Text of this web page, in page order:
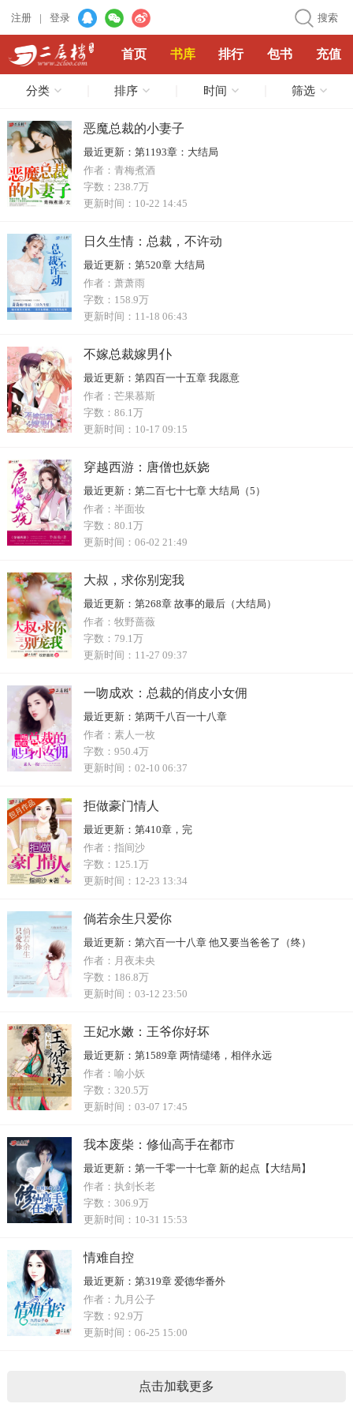
注册 | 登录 搜索
首页 书库 排行 包书 充值
分类 排序 时间 筛选
恶魔总裁的小妻子
最近更新： 第1193章：大结局
作者： 青梅煮酒
字数： 238.7万
更新时间： 10-22 14:45
日久生情：总裁，不许动
最近更新：
第520章 大结局
作者： 萧萧雨
字数： 158.9万
更新时间： 11-18 06:43
不嫁总裁嫁男仆
最近更新： 第四百一十五章 我愿意
作者： 芒果慕斯
字数： 86.1万
更新时间： 10-17 09:15
穿越西游：唐僧也妖娆
最近更新： 第二百七十七章 大结局（5）
作者： 半面妆
字数： 80.1万
更新时间： 06-02 21:49
大叔，求你别宠我
最近更新： 第268章 故事的最后（大结局）
作者： 牧野蔷薇
字数： 79.1万
更新时间： 11-27 09:37
一吻成欢：总裁的俏皮小女佣
最近更新： 第两千八百一十八章
作者： 素人一枚
字数： 950.4万
更新时间： 02-10 06:37
拒做豪门情人
最近更新： 第410章，完
作者： 指间沙
字数： 125.1万
更新时间： 12-23 13:34
倘若余生只爱你
最近更新： 第六百一十八章 他又要当爸爸了（终）
作者： 月夜未央
字数： 186.8万
更新时间： 03-12 23:50
王妃水嫩：王爷你好坏
最近更新： 第1589章 两情缱绻，相伴永远
作者： 喻小妖
字数： 320.5万
更新时间： 03-07 17:45
我本废柴：修仙高手在都市
最近更新： 第一千零一十七章 新的起点【大结局】
作者： 执剑长老
字数： 306.9万
更新时间： 10-31 15:53
情难自控
最近更新： 第319章 爱德华番外
作者： 九月公子
字数： 92.9万
更新时间： 06-25 15:00
点击加载更多